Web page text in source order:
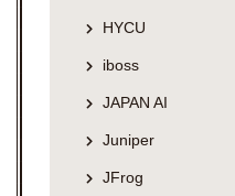
HYCU
iboss
JAPAN AI
Juniper
JFrog